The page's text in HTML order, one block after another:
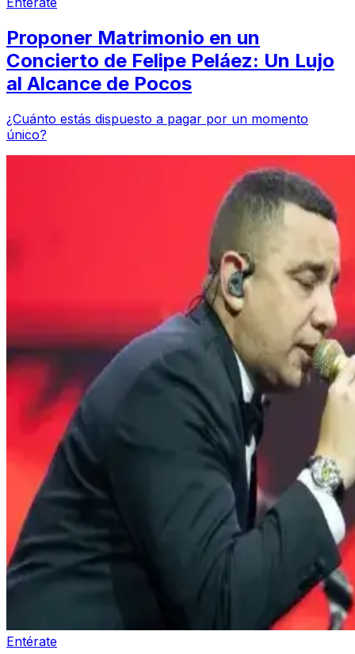
Proponer Matrimonio en un
Concierto de Felipe Peláez: Un Lujo
al Alcance de Pocos
¿Cuánto estás dispuesto a pagar por un momento
único?
Entérate